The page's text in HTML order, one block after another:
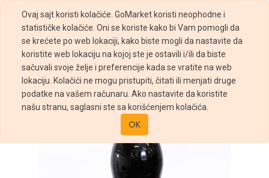
Ovaj sajt koristi kolačiće. GoMarket koristi neophodne i
statističke kolačiće. Oni se koriste kako bi Vam pomogli da
se krećete po web lokaciji, kako biste mogli da nastavite da
koristite web lokaciju na kojoj ste je ostavili i/ili da biste
sačuvali svoje želje i preferencije kada se vratite na web
lokaciju. Kolačići ne mogu pristupiti, čitati ili menjati druge
podatke na vašem računaru. Ako nastavite da koristite
našu stranu, saglasni ste sa korišćenjem kolačića.
OK
Prodavnica Pepsi 2l